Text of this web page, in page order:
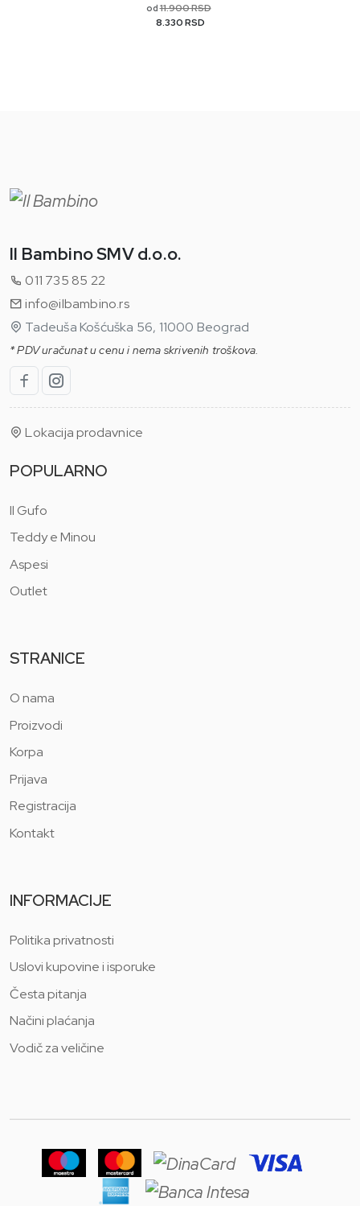
od11.900 RSD
8.330 RSD
Il Bambino SMV d.o.o.
011 735 85 22
info@ilbambino.rs
Tadeuša Košćuška 56, 11000 Beograd
* PDV uračunat u cenu i nema skrivenih troškova.
Lokacija prodavnice
POPULARNO
Il Gufo
Teddy e Minou
Aspesi
Outlet
STRANICE
O nama
Proizvodi
Korpa
Prijava
Registracija
Kontakt
INFORMACIJE
Politika privatnosti
Uslovi kupovine i isporuke
Česta pitanja
Načini plaćanja
Vodič za veličine